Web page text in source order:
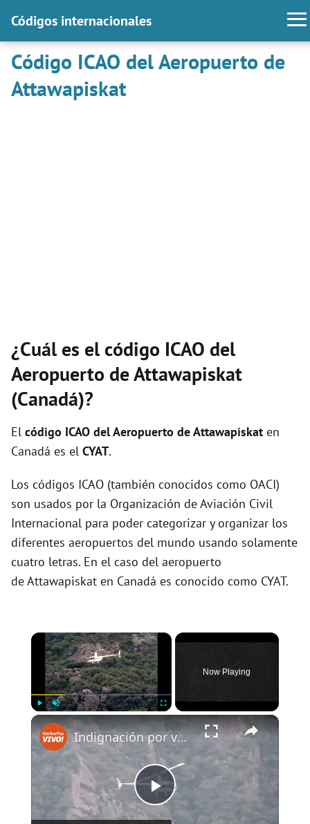
Códigos internacionales
Código ICAO del Aeropuerto de
Attawapiskat
¿Cuál es el código ICAO del
Aeropuerto de Attawapiskat
(Canadá)?
El código ICAO delAeropuerto de Attawapiskat en
Canadá es el CYAT.
Los códigos ICAO (también conocidos como OACI)
son usados por la Organización de Aviación Civil
Internacional para poder categorizar y organizar los
diferentes aeropuertos del mundo usando solamente
cuatro letras. En el caso del aeropuerto
de Attawapiskat en Canadá es conocido como CYAT.
×
Unmute
Now Playing
×
P
Indignación por vuelos ilegales en la Quebrada del Condorito